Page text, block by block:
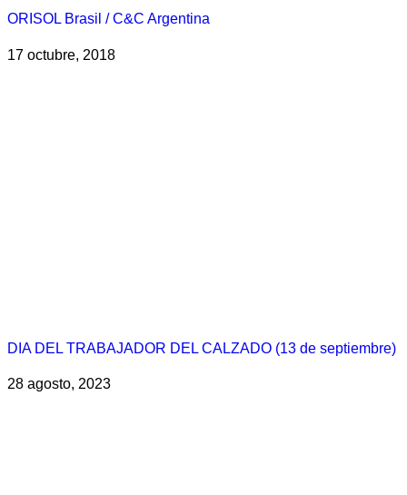
ORISOL Brasil / C&C Argentina
17 octubre, 2018
DIA DEL TRABAJADOR DEL CALZADO (13 de septiembre)
28 agosto, 2023